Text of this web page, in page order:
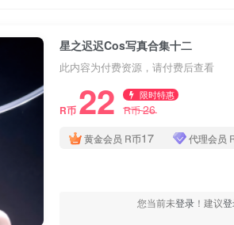
星之迟迟Cos写真合集十二
此内容为付费资源，请付费后查看
R币 22 限时特惠
R币26
黄金会员 R币17 代理会员
您当前未登录 ！建议